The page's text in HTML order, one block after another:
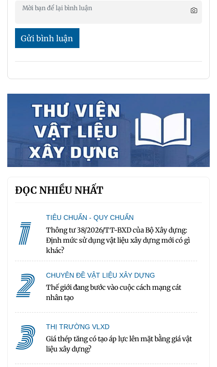
Gửi bình luận
ĐỌC NHIỀU NHẤT
1 TIÊU CHUẨN - QUY CHUẨN
Thông tư 38/2026/TT-BXD của Bộ Xây dựng:
Định mức sử dụng vật liệu xây dựng mới có gì
khác?
2 CHUYÊN ĐỀ VẬT LIỆU XÂY DỰNG
Thế giới đang bước vào cuộc cách mạng cát
nhân tạo
3 THỊ TRƯỜNG VLXD
Giá thép tăng có tạo áp lực lên mặt bằng giá vật
liệu xây dựng?